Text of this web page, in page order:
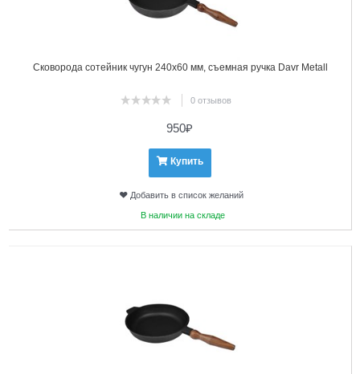
Сковорода сотейник чугун 240х60 мм, съемная ручка Davr Metall
0 отзывов
950₽
Купить
Добавить в список желаний
В наличии на складе